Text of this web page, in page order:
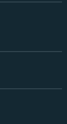
めて、的確に
なぜインテリ
関わってきま
どのような行
要になってき
早く見つけ、
能にするから